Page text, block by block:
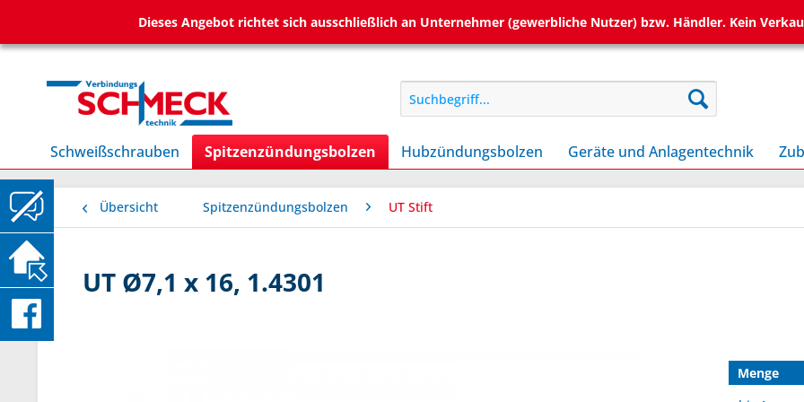
Dieses Angebot richtet sich ausschließlich an Unternehmer (gewerbliche Nutzer) bzw. Händler. Kein
Schweißschrauben Spitzenzündungsbolzen Hubzündungsbolzen Geräte und Anlagentechnik
Übersicht Spitzenzündungsbolzen UT Stift
UT Ø7,1 x 16, 1.4301
Menge